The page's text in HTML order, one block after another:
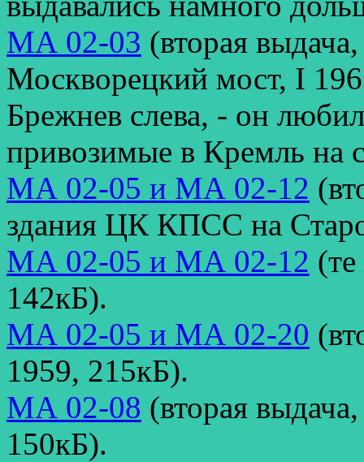
МА 02-03 (вторая
Москворецкий мост, I
Брежнев слева, - он
привозимые в Кремль на
МА 02-05 и МА 02-12
здания ЦК КПСС на
МА 02-05 и МА 02-12
142кБ).
МА 02-05 и МА 02-20
1959, 215кБ).
МА 02-08 (вторая
150кБ).